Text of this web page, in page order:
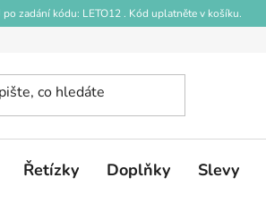
zadání kódu: LETO12 . Kód uplatněte v košíku.
Řetízky Doplňky Slevy